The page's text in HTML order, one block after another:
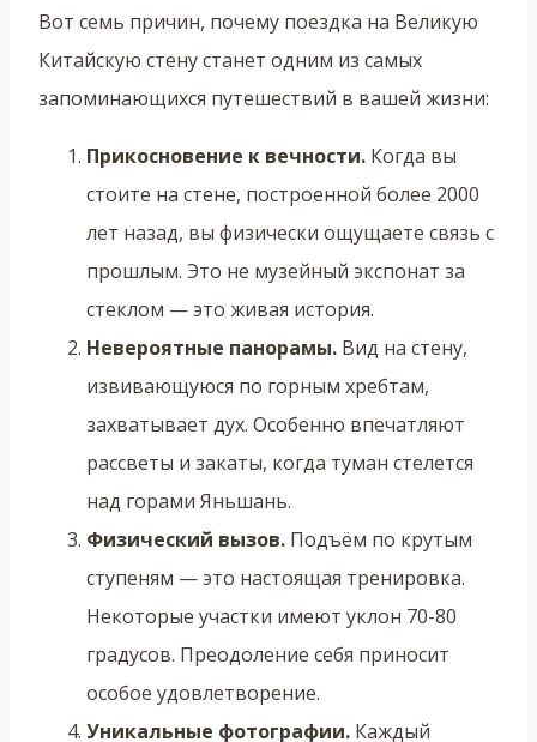
Вот семь причин, почему поездка на Великую
Китайскую стену станет одним из самых
запоминающихся путешествий в вашей жизни:
Прикосновение к вечности. Когда вы
стоите на стене, построенной более 2000
лет назад, вы физически ощущаете связь с
прошлым. Это не музейный экспонат за
стеклом — это живая история.
Невероятные панорамы. Вид на стену,
извивающуюся по горным хребтам,
захватывает дух. Особенно впечатляют
рассветы и закаты, когда туман стелется
над горами Яньшань.
Физический вызов. Подъём по крутым
ступеням — это настоящая тренировка.
Некоторые участки имеют уклон 70-80
градусов. Преодоление себя приносит
особое удовлетворение.
Уникальные фотографии. Каждый